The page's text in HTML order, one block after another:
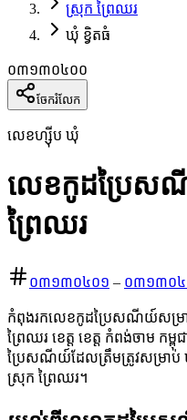
ស្រុក ព្រៃឈរ
ឃុំ ខ្វិតធំ
០៣១៣០៤០០
ចែករំលែក
លេខហ្ស៊ីប ឃុំ
លេខកូដប្រៃស
ព្រៃឈរ
០៣១៣០៤០១ – ០៣១៣០៤
កំពុងរកលេខកូដប្រៃសណីយ៍សម្រា
ព្រៃឈរ ខេត្ត ខេត្ត កំពង់ចាម កម្
ប្រៃសណីយ៍ដែលត្រឹមត្រូវសម្រាប់
ស្រុក ព្រៃឈរ។